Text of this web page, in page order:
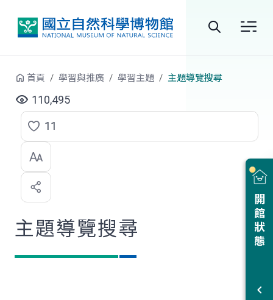
站
尋
開館狀態
首頁 學習與推廣 學習主題 主題導覽搜尋
110,495
點
選
喜
歡
11
主題導覽搜尋